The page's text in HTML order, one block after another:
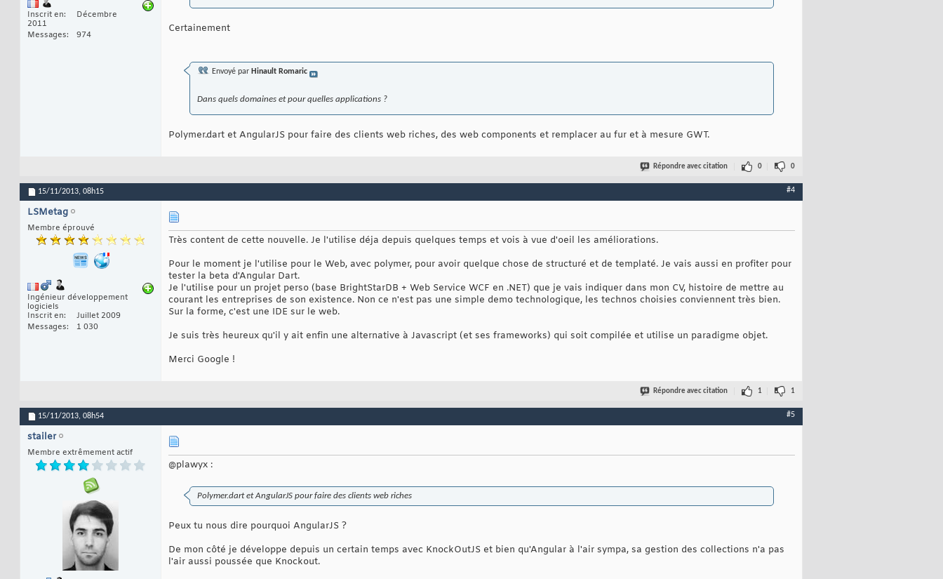
Inscrit en
Décembre
2011
Messages
974
Certainement
Envoyé par Hinault Romaric
Dans quels domaines et pour quelles applications ?
Polymer.dart et AngularJS pour faire des clients web riches, des web components et remplacer au fur et à mesure GWT.
Répondre avec citation 0 0
15/11/2013, 08h15 #4
LSMetag
Membre éprouvé
Ingénieur développement
logiciels
Inscrit en
Juillet 2009
Messages
1 030
Très content de cette nouvelle. Je l'utilise déja depuis quelques temps et vois à vue d'oeil les améliorations.
Pour le moment je l'utilise pour le Web, avec polymer, pour avoir quelque chose de structuré et de templaté. Je vais aussi en profiter pour
tester la beta d'Angular Dart.
Je l'utilise pour un projet perso (base BrightStarDB + Web Service WCF en .NET) que je vais indiquer dans mon CV, histoire de mettre au
courant les entreprises de son existence. Non ce n'est pas une simple demo technologique, les technos choisies conviennent très bien.
Sur la forme, c'est une IDE sur le web.
Je suis très heureux qu'il y ait enfin une alternative à Javascript (et ses frameworks) qui soit compilée et utilise un paradigme objet.
Merci Google !
Répondre avec citation 1 1
15/11/2013, 08h54 #5
stailer
Membre extrêmement actif
@plawyx :
Polymer.dart et AngularJS pour faire des clients web riches
Peux tu nous dire pourquoi AngularJS ?
De mon côté je développe depuis un certain temps avec KnockOutJS et bien qu'Angular à l'air sympa, sa gestion des collections n'a pas
l'air aussi poussée que Knockout.